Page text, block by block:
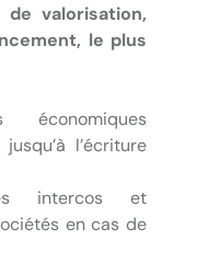
valorisation,
le plus
économiques
l’écriture
intercos et
en cas de